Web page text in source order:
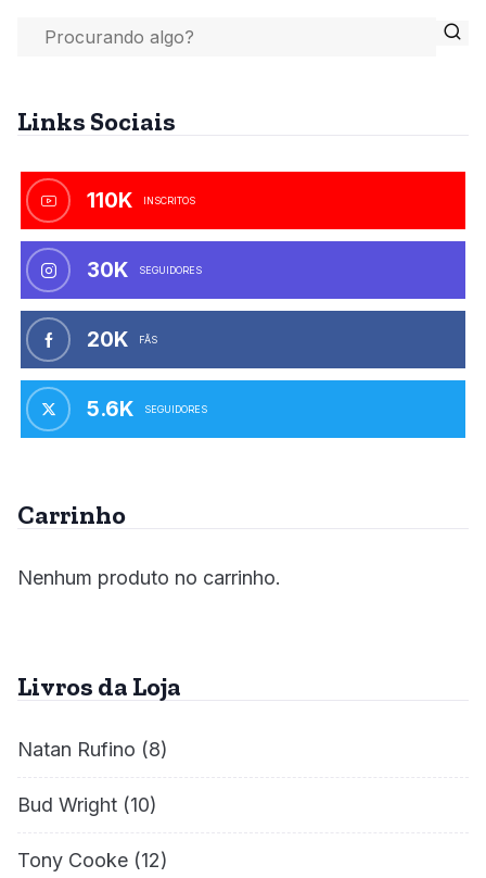
Links Sociais
110K INSCRITOS
30K SEGUIDORES
20K FÃS
5.6K SEGUIDORES
Carrinho
Nenhum produto no carrinho.
Livros da Loja
Natan Rufino (8)
Bud Wright (10)
Tony Cooke (12)